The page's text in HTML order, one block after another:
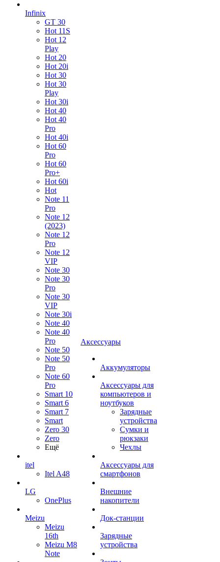
Infinix
GT 30
Hot 11S
Hot 12
Play
Hot 20
Hot 20i
Hot 30
Hot 30
Play
Hot 30i
Hot 40
Hot 40
Pro
Hot 40i
Hot 60
Pro
Hot 60
Pro+
Hot 60i
Hot
Note 11
Pro
Note 12
(2023)
Note 12
Pro
Note 12
VIP
Note 30
Note 30
Pro
Note 30
VIP
Note 30i
Note 40
Note 40
Pro
Note 50
Note 50
Pro
Note 60
Pro
Smart 10
Smart 6
Smart 7
Smart
Zero 30
Zero
Ещё
itel
Itel A48
LG
OnePlus
Meizu
Meizu
16th
Meizu M8
Note
Аксессуары
Аккумуляторы
Аксессуары для
компьютеров и
ноутбуков
Зарядные
устройства
Сумки и
рюкзаки
Чехлы
Аксессуары для
смартфонов
Внешние
накопители
Док-станции
Зарядные
устройства